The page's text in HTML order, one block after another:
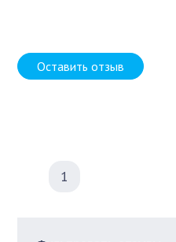
Оставить отзыв
1